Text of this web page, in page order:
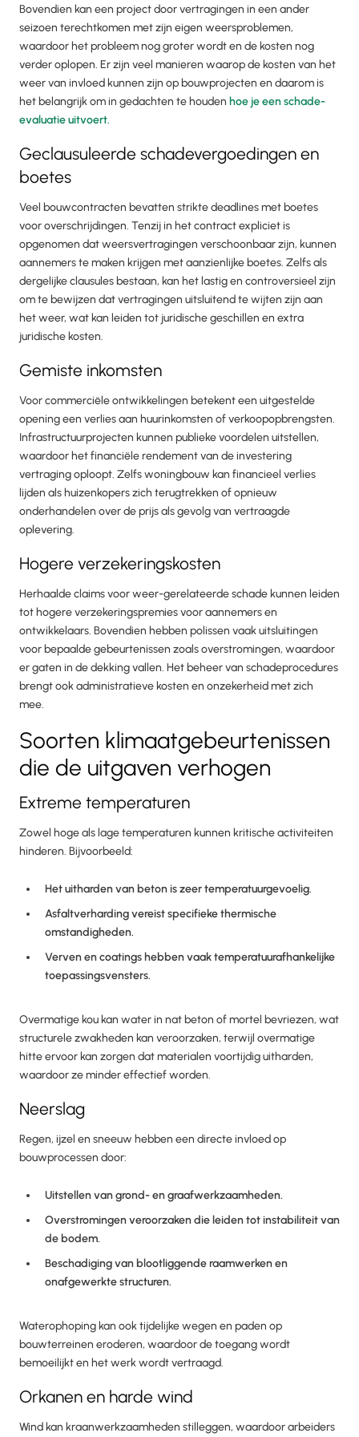
Bovendien kan een project door vertragingen in een ander
seizoen terechtkomen met zijn eigen weersproblemen,
waardoor het probleem nog groter wordt en de kosten nog
verder oplopen. Er zijn veel manieren waarop de kosten van het
weer van invloed kunnen zijn op bouwprojecten en daarom is
het belangrijk om in gedachten te houden hoe je een schade-
evaluatie uitvoert.
Geclausuleerde schadevergoedingen en
boetes
Veel bouwcontracten bevatten strikte deadlines met boetes
voor overschrijdingen. Tenzij in het contract expliciet is
opgenomen dat weersvertragingen verschoonbaar zijn, kunnen
aannemers te maken krijgen met aanzienlijke boetes. Zelfs als
dergelijke clausules bestaan, kan het lastig en controversieel zijn
om te bewijzen dat vertragingen uitsluitend te wijten zijn aan
het weer, wat kan leiden tot juridische geschillen en extra
juridische kosten.
Gemiste inkomsten
Voor commerciële ontwikkelingen betekent een uitgestelde
opening een verlies aan huurinkomsten of verkoopopbrengsten.
Infrastructuurprojecten kunnen publieke voordelen uitstellen,
waardoor het financiële rendement van de investering
vertraging oploopt. Zelfs woningbouw kan financieel verlies
lijden als huizenkopers zich terugtrekken of opnieuw
onderhandelen over de prijs als gevolg van vertraagde
oplevering.
Hogere verzekeringskosten
Herhaalde claims voor weer-gerelateerde schade kunnen leiden
tot hogere verzekeringspremies voor aannemers en
ontwikkelaars. Bovendien hebben polissen vaak uitsluitingen
voor bepaalde gebeurtenissen zoals overstromingen, waardoor
er gaten in de dekking vallen. Het beheer van schadeprocedures
brengt ook administratieve kosten en onzekerheid met zich
mee.
Soorten klimaatgebeurtenissen
die de uitgaven verhogen
Extreme temperaturen
Zowel hoge als lage temperaturen kunnen kritische activiteiten
hinderen. Bijvoorbeeld:
Het uitharden van beton is zeer temperatuurgevoelig.
Asfaltverharding vereist specifieke thermische
omstandigheden.
Verven en coatings hebben vaak temperatuurafhankelijke
toepassingsvensters.
Overmatige kou kan water in nat beton of mortel bevriezen, wat
structurele zwakheden kan veroorzaken, terwijl overmatige
hitte ervoor kan zorgen dat materialen voortijdig uitharden,
waardoor ze minder effectief worden.
Neerslag
Regen, ijzel en sneeuw hebben een directe invloed op
bouwprocessen door:
Uitstellen van grond- en graafwerkzaamheden.
Overstromingen veroorzaken die leiden tot instabiliteit van
de bodem.
Beschadiging van blootliggende raamwerken en
onafgewerkte structuren.
Waterophoping kan ook tijdelijke wegen en paden op
bouwterreinen eroderen, waardoor de toegang wordt
bemoeilijkt en het werk wordt vertraagd.
Orkanen en harde wind
Wind kan kraanwerkzaamheden stilleggen, waardoor arbeiders